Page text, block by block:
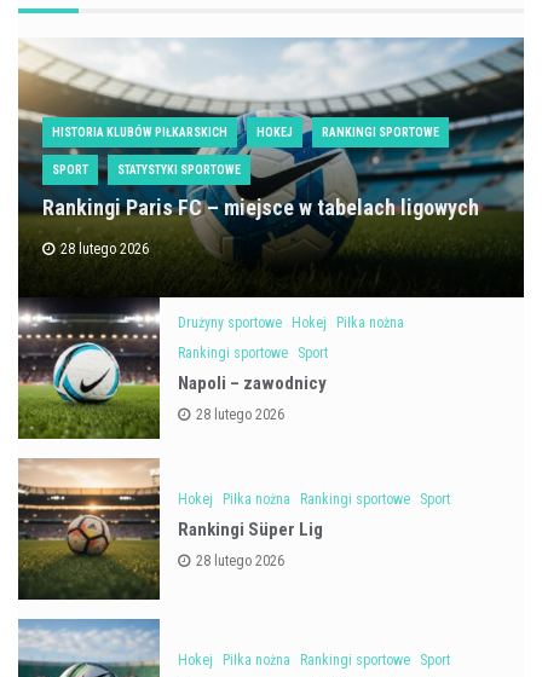
HISTORIA KLUBÓW PIŁKARSKICH HOKEJ RANKINGI SPORTOWE
SPORT STATYSTYKI SPORTOWE
Rankingi Paris FC – miejsce w tabelach ligowych
28 lutego 2026
Drużyny sportowe Hokej
Piłka nożna
Rankingi sportowe
Sport
Napoli – zawodnicy
28 lutego 2026
Hokej Piłka nożna Rankingi sportowe Sport
Rankingi Süper Lig
28 lutego 2026
Hokej Piłka nożna Rankingi sportowe Sport